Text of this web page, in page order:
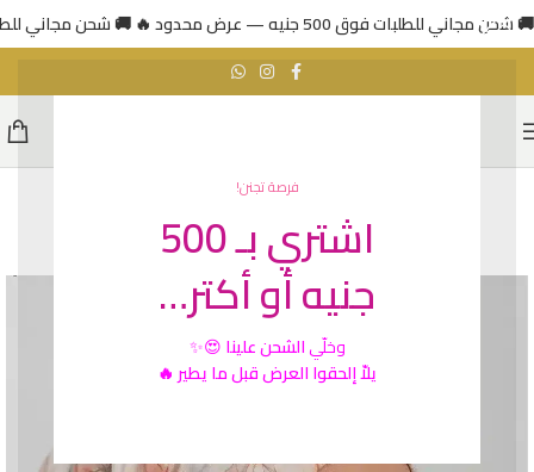
فرصة تجنن!
اشتري بـ 500
جنيه أو أكتر…
وخلّيالشحن علينا😍✨
يلاّ إلحقوا العرض قبل ما يطير 🔥
🚚 شحن مجاني للطلبات فوق 500 جنيه — عرض محدود 🔥 🚚 شحن مجاني للطلبات فوق 500